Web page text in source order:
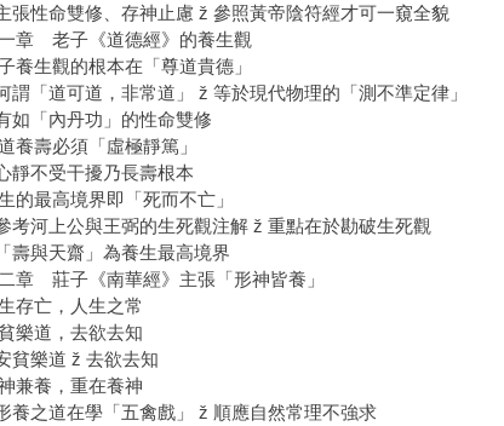
張性命雙修、存神止慮 ž 參照黃帝陰符經才可一窺全貌
章 老子《道德經》的養生觀
養生觀的根本在「尊道貴德」
謂「道可道，非常道」 ž 等於現代物理的「測不準定律」
如「內丹功」的性命雙修
養壽必須「虛極靜篤」
靜不受干擾乃長壽根本
的最高境界即「死而不亡」
考河上公與王弼的生死觀注解 ž 重點在於勘破生死觀
壽與天齋」為養生最高境界
章 莊子《南華經》主張「形神皆養」
存亡，人生之常
樂道，去欲去知
貧樂道 ž 去欲去知
兼養，重在養神
養之道在學「五禽戲」 ž 順應自然常理不強求